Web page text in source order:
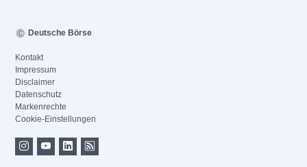
Deutsche Börse
Kontakt
Impressum
Disclaimer
Datenschutz
Markenrechte
Cookie-Einstellungen